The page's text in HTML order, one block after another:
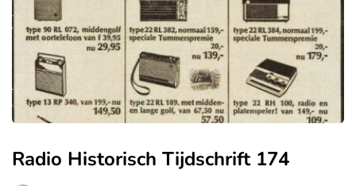
Radio Historisch Tijdschrift 174